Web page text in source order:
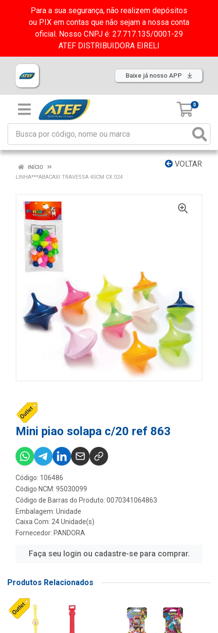
Para a sua segurança, não realizem depósitos
ou PIX em contas que não sejam a nossa conta
oficial. Nosso CNPJ é: 27.717.135/0001-29
ATEF DISTRIBUIDORA EIRELI
Baixe já nosso APP
0
VOLTAR
INÍCIO
LINHA***ABACAXI TRAVESSA 45CM CX:024
Mini piao solapa c/20 ref 863
Código: 106486
Código NCM: 95030099
Código de Barras do Produto: 0070341064863
Embalagem: Unidade
Caixa Com: 24 Unidade(s)
Fornecedor: PANDORA
Faça seu login ou cadastre-se para comprar.
Produtos Relacionados